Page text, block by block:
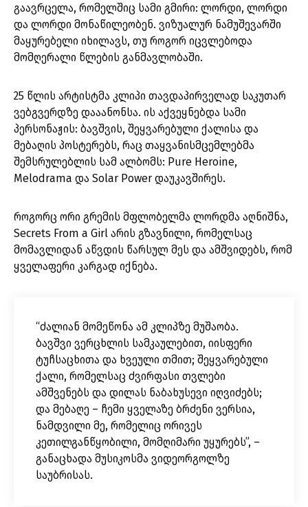
გაავრცელა, რომელშიც სამი გმირი: ლორდი, ლორდი
და ლორდი მონაწილეობენ. ვიზუალურ ნამუშევარში
მაყურებელი იხილავს, თუ როგორ იცვლებოდა
მომღერალი წლების განმავლობაში.
25 წლის არტისტმა კლიპი თავდაპირველად საკუთარ
ვებგვერდზე დააანონსა. ის აქვეყნებდა სამი
პერსონაჟის: ბავშვის, შეყვარებული ქალისა და
მებაღის პოსტერებს, რაც თაყვანისმცემლებმა
შემსრულებლის სამ ალბომს: Pure Heroine,
Melodrama და Solar Power დაუკავშირეს.
როგორც ორი გრემის მფლობელმა ლორდმა აღნიშნა,
Secrets From a Girl არის გზავნილი, რომელსაც
მომავლიდან აწვდის წარსულ მეს და ამშვიდებს, რომ
ყველაფერი კარგად იქნება.
“ძალიან მომეწონა ამ კლიპზე მუშაობა.
ბავშვი ვერცხლის სამკაულებით, იისფერი
ტუჩსაცხითა და ხვეული თმით; შეყვარებული
ქალი, რომელსაც ძვირფასი თვლები
ამშვენებს და დილას ნაბახუსევი იღვიძებს;
და მებაღე – ჩემი ყველაზე ბრძენი ვერსია,
ნამდვილი მე, რომელიც ორივეს
კეთილგანწყობილი, მომღიმარი უყურებს”, –
განაცხადა მუსიკოსმა ვიდეორგოლზე
საუბრისას.